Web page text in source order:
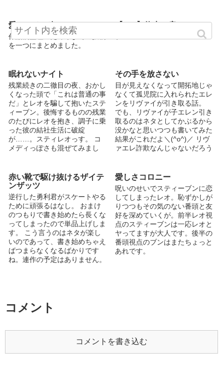
愛の、その次
作品欄整理のため今までの投稿
を一つにまとめました。
【YOI】約束の扉
眠れないナイト
残業続きの二徹目の夜、おかし
くなった頭で「これは普通の事
だ」とレオを騙して抱いたステ
ィーブン。後悔するものの残業
のたびにレオを抱き、調子に乗
った彼の結社生活に破綻
が……。スティレオっす。 コ
メディっぽさも混ぜてみまし
その手を放さない
目が見えなくなって開拓地じゃ
なくて孤児院に入れられたエレ
ンをリヴァイが引き取る話。
でも、リヴァイが子エレン引き
取るのはネタとしてかぶるから
没かなと思いつつも書いてみた
結果がこれだよ＼(^o^)／ リヴ
ァエレ詐欺なんじゃないだろう
赤い靴で駆け抜けるザイテ
ンザッツ
逆行した勇利君がスケートやる
ために頑張るはなし。 おまけ
のつもりで書き始めたら長くな
ってしまったので単品上げしま
す。 こう言うのはネタが楽し
いのであって、書き始めちゃえ
ばつまらなくなるばかりです
ね。連作の予定はありません。
愛しさコロニー
呪いのせいでスティーブンに恋
してしまったレオ。恥ずかしが
りつつもその気のない番頭と友
好を深めていくが。前半レオ視
点のスティーブンは一応レオと
ヤってますが大人です。後半の
番頭視点のブンはまたちょっと
あれです。
コメント
コメントを書き込む